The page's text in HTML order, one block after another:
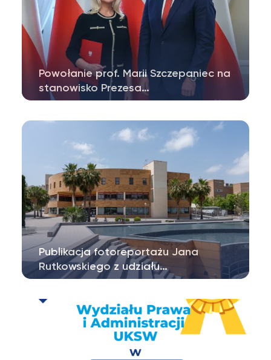
Powołanie prof. Marii Szczepaniec na
stanowisko Prezesa…
Nawrocki powołał dr hab. Marię Szczepaniec,
Publikacja fotoreportażu Jana
Rutkowskiego z udziału…
Cyberprzestrzeni na Wydziale Prawa i
Administracji…